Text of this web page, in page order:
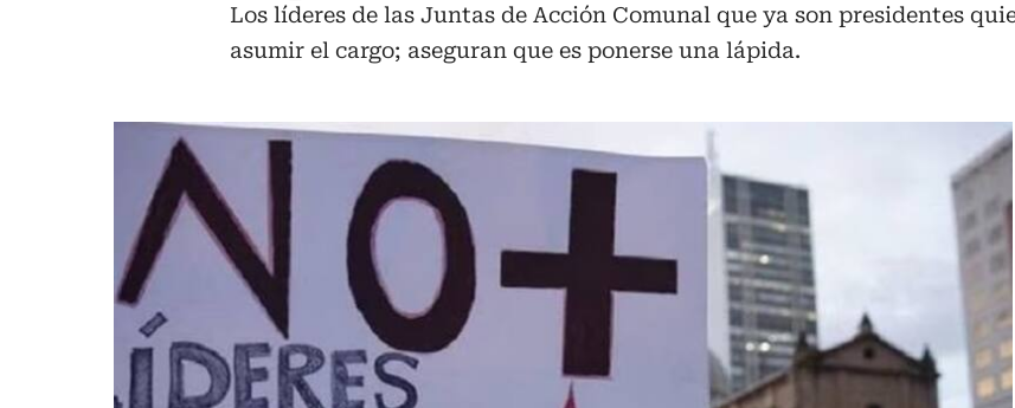
Los líderes de las Juntas de Acción Comunal que ya son presidentes
asumir el cargo; aseguran que es ponerse una lápida.